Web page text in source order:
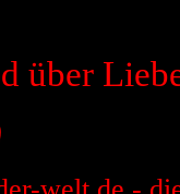
über